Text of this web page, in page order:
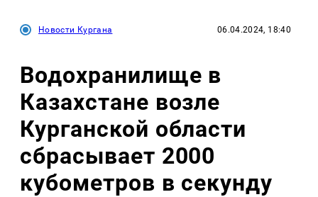
Новости Кургана 06.04.2024, 18:40
Водохранилище в
Казахстане возле
Курганской области
сбрасывает 2000
кубометров в секунду